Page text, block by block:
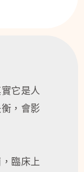
它是人
，會影
臨床上